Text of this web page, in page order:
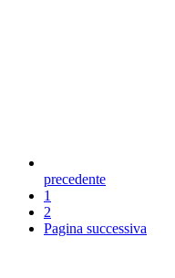
precedente
1
2
Pagina successiva